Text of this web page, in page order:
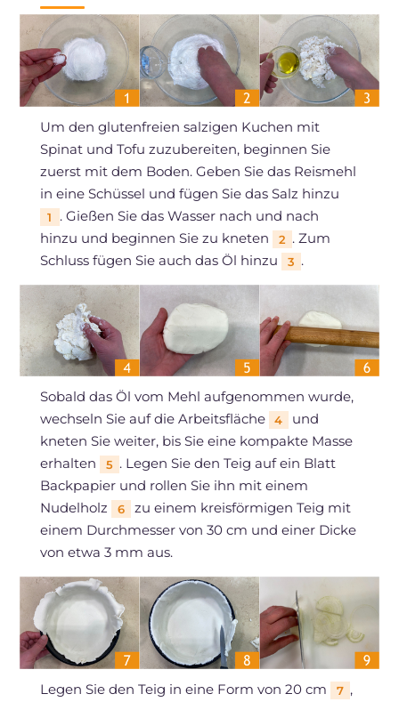
Um den glutenfreien salzigen Kuchen mit
Spinat und Tofu zuzubereiten, beginnen Sie
zuerst mit dem Boden. Geben Sie das Reismehl
in eine Schüssel und fügen Sie das Salz hinzu
1
. Gießen Sie das Wasser nach und nach
hinzu und beginnen Sie zu kneten
2 . Zum
Schluss fügen Sie auch das Öl hinzu
3 .
Sobald das Öl vom Mehl aufgenommen wurde,
wechseln Sie auf die Arbeitsfläche
4
und
kneten Sie weiter, bis Sie eine kompakte Masse
erhalten
5 . Legen Sie den Teig auf ein Blatt
Backpapier und rollen Sie ihn mit einem
Nudelholz
6
zu einem kreisförmigen Teig mit
einem Durchmesser von 30 cm und einer Dicke
von etwa 3 mm aus.
Legen Sie den Teig in eine Form von 20 cm 7 ,